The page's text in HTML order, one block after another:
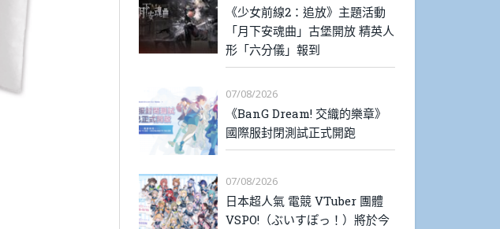
《少女前線2：追放》主題活動
「月下安魂曲」古堡開放 精英人
形「六分儀」報到
07/08/2026
《BanG Dream! 交織的樂章》
國際服封閉測試正式開跑
07/08/2026
日本超人氣 電競 VTuber 團體
VSPO!（ぶいすぽっ！）將於今